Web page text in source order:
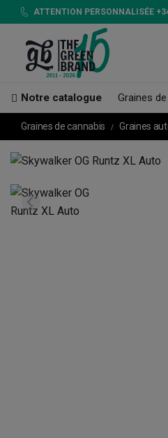
ATTENTION PERSONNALISÉE
Notre catalogue Graines
Graines de cannabis Graines